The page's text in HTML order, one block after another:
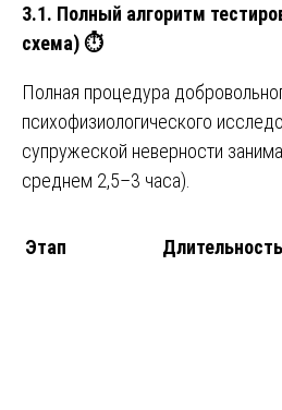
3.1. Полный алгоритм
схема)⏱️
Полная процедура
психофизиологического
супружеской неверности
среднем 2,5–3 часа).
Этап Длительность